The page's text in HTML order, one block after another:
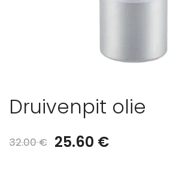
Druivenpit olie
32.00€ Oorspronkelijke
25.60 €Huidige